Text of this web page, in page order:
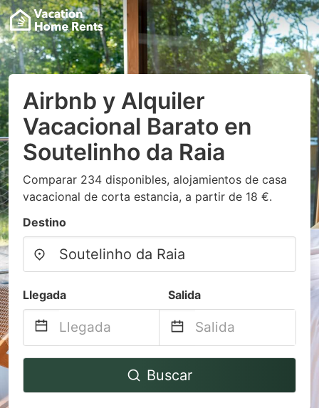
Airbnb y Alquiler
Vacacional Barato en
Soutelinho da Raia
Comparar 234 disponibles, alojamientos de casa
vacacional de corta estancia, a partir de 18 €.
Destino
Llegada Salida
Navigate
to
Navigate
to
Buscar